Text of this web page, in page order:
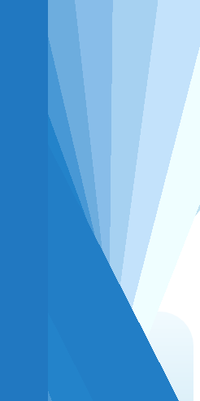
懂统计流程而出错！
的统计学检验步骤给出所有
差分析等常用的分析，将按
齐性检验 — 方差分析或独
行运算并输出结果，加以解
时再也不用关注检验步骤完
性的问题。
现绘图元素的修改美化
化，无需切换工具